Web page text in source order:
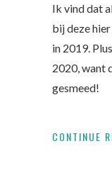
Ik vind dat
bij deze
in 2019.
2020, want
gesmeed!
CONTINUE